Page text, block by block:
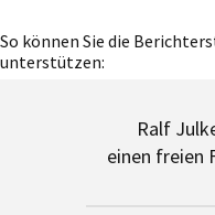
So können Sie die
unterstützen:
Ralf
einen freien